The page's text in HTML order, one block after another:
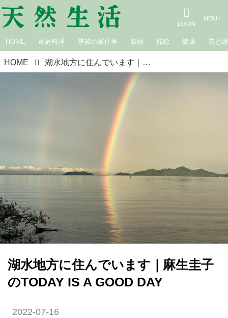
HOME 家庭料理 季節の家仕事 収納 掃除 健康 花と緑
HOME 湖水地方に住んでいます｜麻生圭子のTODAY IS A GOOD DAY
湖水地方に住んでいます｜麻生圭子
のTODAY IS A GOOD DAY
2022-07-16